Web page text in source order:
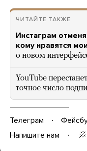
ЧИТАЙТЕ ТАКЖЕ
Инстаграм
кому нравятся
о новом
YouTube
точное число
Телеграм
Напишите нам